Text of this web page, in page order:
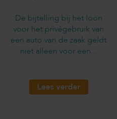
De bijtelling bij het loon
voor het privégebruik van
een auto van de zaak geldt
niet alleen voor een...
Lees verder